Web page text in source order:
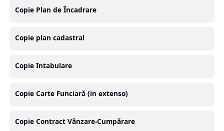
Copie Plan de Încadrare
Copie plan cadastral
Copie Intabulare
Copie Carte Funciară (in extenso)
Copie Contract Vânzare-Cumpărare